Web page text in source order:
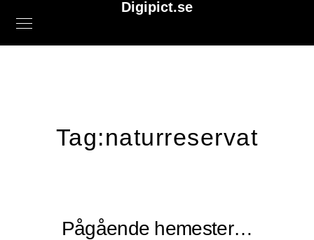
Digipict.se
Tag:naturreservat
Pågående hemester…